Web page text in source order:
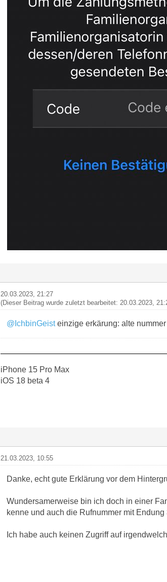
20.03.2023, 21:27
(Dieser Beitrag wurde zuletzt bearbeitet: 20.03.2023,
@IchbinGeisteinzige erkärung: alte
iPhone 15 Pro Max
iOS 18 beta 4
21.03.2023, 10:55
Danke, echt gute Erklärung vor dem
Wundersamerweise bin ich doch in einer
kenne und auch die Rufnummer mit
Ich habe auch keinen Zugriff auf